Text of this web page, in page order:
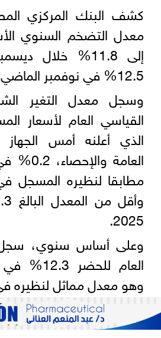
كشف البنك المركزي
معدل التضخم السنوي
12.5% في نوفمبر الماضي.
وسجل معدل التغير
القياسي العام لأسعار
الذي أعلنه أمس الجهاز
2025.
وعلى أساس سنوي،
وهو معدل مماثل لنظيره في